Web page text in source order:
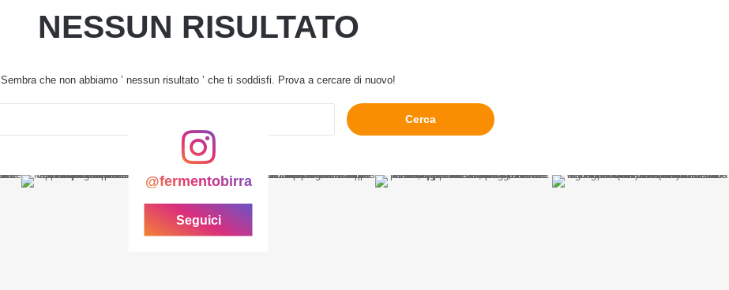
NESSUN RISULTATO
Sembra che non abbiamo ’ nessun risultato ’ che ti soddisfi. Prova a cercare di nuovo!
Ricerca
per:
@fermentobirra
Seguici